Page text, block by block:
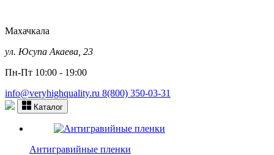
Махачкала
ул. Юсупа Акаева, 23
Пн-Пт 10:00 - 19:00
info@veryhighquality.ru 8(800) 350-03-31
Каталог
Антигравийные пленки